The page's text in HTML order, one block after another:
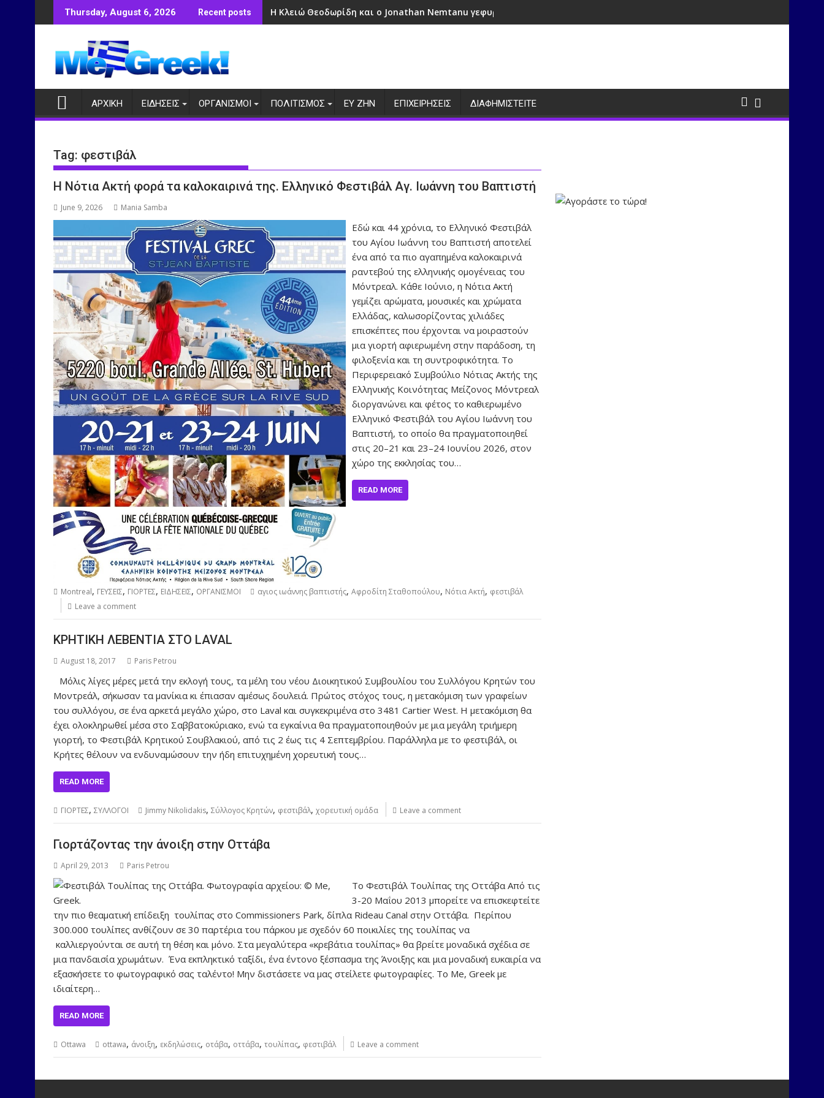
to
Thursday, August 6, 2026 Recent posts Η Κλειώ Θεοδωρίδη και ο Jonathan Nemtanu γεφυρώνουν πολιτισμούς μέσα από τη μουσική
ΑΡΧΙΚΗ ΕΙΔΗΣΕΙΣ ΟΡΓΑΝΙΣΜΟΙ ΠΟΛΙΤΙΣΜΟΣ ΕΥ ΖΗΝ ΕΠΙΧΕΙΡΗΣΕΙΣ ΔΙΑΦΗΜΙΣΤΕΙΤΕ
Tag: φεστιβάλ
Η Νότια Ακτή φορά τα καλοκαιρινά της. Ελληνικό Φεστιβάλ Αγ. Ιωάννη του Βαπτιστή
June 9, 2026 Mania Samba
Εδώ και 44 χρόνια, το Ελληνικό Φεστιβάλ
του Αγίου Ιωάννη του Βαπτιστή αποτελεί
ένα από τα πιο αγαπημένα καλοκαιρινά
ραντεβού της ελληνικής ομογένειας του
Μόντρεαλ. Κάθε Ιούνιο, η Νότια Ακτή
γεμίζει αρώματα, μουσικές και χρώματα
Ελλάδας, καλωσορίζοντας χιλιάδες
επισκέπτες που έρχονται να μοιραστούν
μια γιορτή αφιερωμένη στην παράδοση, τη
φιλοξενία και τη συντροφικότητα. Το
Περιφερειακό Συμβούλιο Νότιας Ακτής της
Ελληνικής Κοινότητας Μείζονος Μόντρεαλ
διοργανώνει και φέτος το καθιερωμένο
Ελληνικό Φεστιβάλ του Αγίου Ιωάννη του
Βαπτιστή, το οποίο θα πραγματοποιηθεί
στις 20–21 και 23–24 Ιουνίου 2026, στον
χώρο της εκκλησίας του…
READ MORE
Montreal, ΓΕΥΣΕΙΣ, ΓΙΟΡΤΕΣ, ΕΙΔΗΣΕΙΣ, ΟΡΓΑΝΙΣΜΟΙ αγιος ιωάννης βαπτιστής, Αφροδίτη Σταθοπούλου, Νότια Ακτή, φεστιβάλ
Leave a comment
ΚΡΗΤΙΚΗ ΛΕΒΕΝΤΙΑ ΣΤΟ LAVAL
August 18, 2017 Paris Petrou
Μόλις λίγες μέρες μετά την εκλογή τους, τα μέλη του νέου Διοικητικού Συμβουλίου του Συλλόγου Κρητών του
Μοντρεάλ, σήκωσαν τα μανίκια κι έπιασαν αμέσως δουλειά. Πρώτος στόχος τους, η μετακόμιση των γραφείων
του συλλόγου, σε ένα αρκετά μεγάλο χώρο, στο Laval και συγκεκριμένα στο 3481 Cartier West. Η μετακόμιση θα
έχει ολοκληρωθεί μέσα στο Σαββατοκύριακο, ενώ τα εγκαίνια θα πραγματοποιηθούν με μια μεγάλη τριήμερη
γιορτή, το Φεστιβάλ Κρητικού Σουβλακιού, από τις 2 έως τις 4 Σεπτεμβρίου. Παράλληλα με το φεστιβάλ, οι
Κρήτες θέλουν να ενδυναμώσουν την ήδη επιτυχημένη χορευτική τους…
READ MORE
ΓΙΟΡΤΕΣ, ΣΥΛΛΟΓΟΙ Jimmy Nikolidakis, Σύλλογος Κρητών, φεστιβάλ, χορευτική ομάδα Leave a comment
Γιορτάζοντας την άνοιξη στην Οττάβα
April 29, 2013 Paris Petrou
To Φεστιβάλ Τουλίπας της Οττάβα Από τις
3-20 Μαΐου 2013 μπορείτε να επισκεφτείτε
την πιο θεαματική επίδειξη τουλίπας στο Commissioners Park, δίπλα Rideau Canal στην Οττάβα. Περίπου
300.000 τουλίπες ανθίζουν σε 30 παρτέρια του πάρκου με σχεδόν 60 ποικιλίες της τουλίπας να
καλλιεργούνται σε αυτή τη θέση και μόνο. Στα μεγαλύτερα «κρεβάτια τουλίπας» θα βρείτε μοναδικά σχέδια σε
μια πανδαισία χρωμάτων. Ένα εκπληκτικό ταξίδι, ένα έντονο ξέσπασμα της Άνοιξης και μια μοναδική ευκαιρία να
εξασκήσετε το φωτογραφικό σας ταλέντο! Μην διστάσετε να μας στείλετε φωτογραφίες. Το Me, Greek με
ιδιαίτερη…
READ MORE
Ottawa ottawa, άνοιξη, εκδηλώσεις, οτάβα, οττάβα, τουλίπας, φεστιβάλ Leave a comment